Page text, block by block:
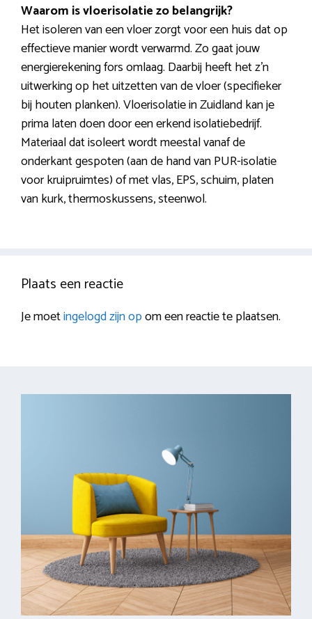
Waarom is vloerisolatie zo belangrijk?
Het isoleren van een vloer zorgt voor een huis dat op
effectieve manier wordt verwarmd. Zo gaat jouw
energierekening fors omlaag. Daarbij heeft het z’n
uitwerking op het uitzetten van de vloer (specifieker
bij houten planken). Vloerisolatie in Zuidland kan je
prima laten doen door een erkend isolatiebedrijf.
Materiaal dat isoleert wordt meestal vanaf de
onderkant gespoten (aan de hand van PUR-isolatie
voor kruipruimtes) of met vlas, EPS, schuim, platen
van kurk, thermoskussens, steenwol.
Plaats een reactie
Je moetingelogd zijn opom een reactie te plaatsen.